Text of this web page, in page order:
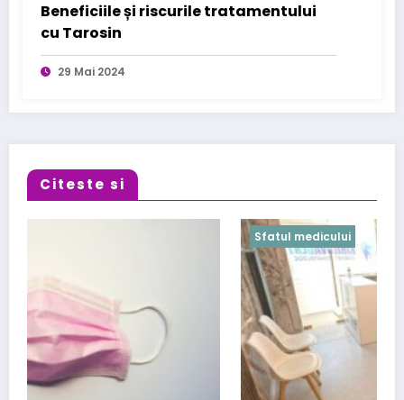
Beneficiile și riscurile tratamentului
cu Tarosin
29 Mai 2024
Citeste si